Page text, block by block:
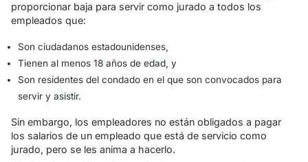
proporcionar baja para servir como jurado a todos los
empleados que:
Son ciudadanos estadounidenses,
Tienen al menos 18 años de edad, y
Son residentes del condado en el que son convocados para
servir y asistir.
Sin embargo, los empleadores no están obligados a pagar
los salarios de un empleado que está de servicio como
jurado, pero se les anima a hacerlo.